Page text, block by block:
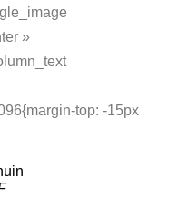
»
top: -15px